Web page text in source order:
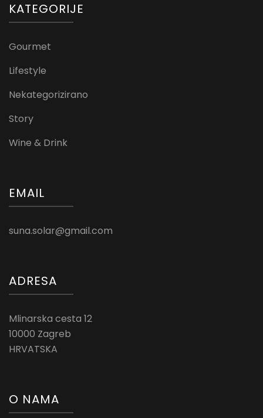
KATEGORIJE
Gourmet
Lifestyle
Nekategorizirano
Story
Wine & Drink
EMAIL
suna.solar@gmail.com
ADRESA
Mlinarska cesta 12
10000 Zagreb
HRVATSKA
O NAMA